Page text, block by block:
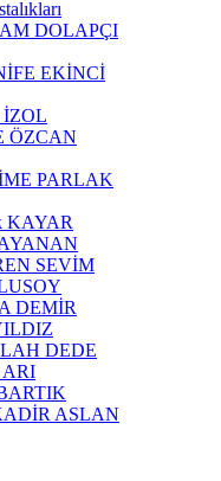
DOLAPÇI
EKİNCİ
İZOL
ÖZCAN
PARLAK
KAYAR
SEVİM
DEMİR
DEDE
ARI
ASLAN